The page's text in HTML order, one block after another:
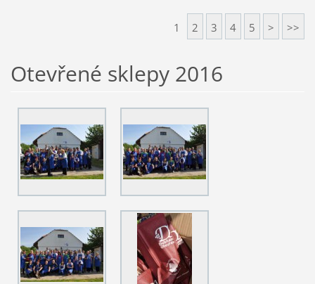
1 2 3 4 5 > >>
Otevřené sklepy 2016